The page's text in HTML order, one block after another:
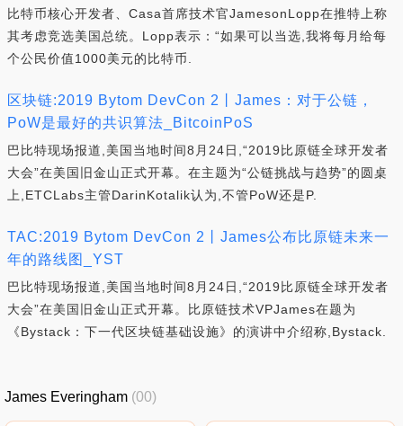
比特币核心开发者、Casa首席技术官JamesonLopp在推特上称
其考虑竞选美国总统。Lopp表示：“如果可以当选,我将每月给每
个公民价值1000美元的比特币.
区块链:2019 Bytom DevCon 2丨James：对于公链，
PoW是最好的共识算法_BitcoinPoS
巴比特现场报道,美国当地时间8月24日,“2019比原链全球开发者
大会”在美国旧金山正式开幕。在主题为“公链挑战与趋势”的圆桌
上,ETCLabs主管DarinKotalik认为,不管PoW还是P.
TAC:2019 Bytom DevCon 2丨James公布比原链未来一
年的路线图_YST
巴比特现场报道,美国当地时间8月24日,“2019比原链全球开发者
大会”在美国旧金山正式开幕。比原链技术VPJames在题为
《Bystack：下一代区块链基础设施》的演讲中介绍称,Bystack.
James Everingham (00)